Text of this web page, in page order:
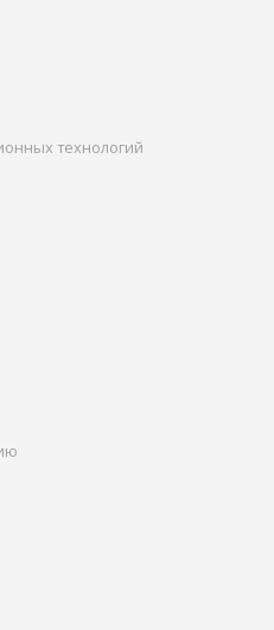
технологий